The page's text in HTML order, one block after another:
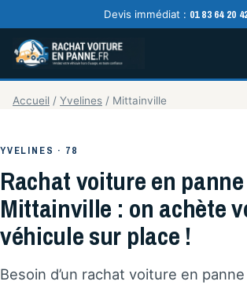
Devis immédiat : 01 83 64 20
Accueil / Yvelines / Mittainville
YVELINES · 78
Rachat voiture en panne
Mittainville : on achète
véhicule sur place !
Besoin d’un rachat voiture en